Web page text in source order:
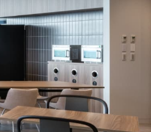
新卒採用情報
キャリア採用情報
障がい者採用情報
採用FAQ